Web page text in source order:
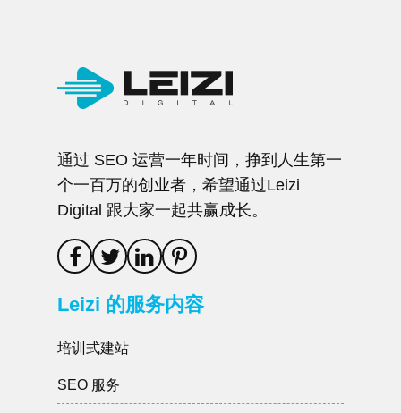
通过 SEO 运营一年时间，挣到人生第一
个一百万的创业者，希望通过Leizi
Digital 跟大家一起共赢成长。
Leizi 的服务内容
培训式建站
SEO 服务